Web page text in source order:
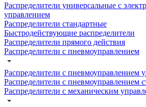
Распределители универсальные с
управлением
Распределители стандартные
Быстродействующие распределители
Распределители прямого действия
Распределители с пневмоуправлением
Распределители с пневмоуправлением
Распределители с пневмоуправлением
Распределители с механическим